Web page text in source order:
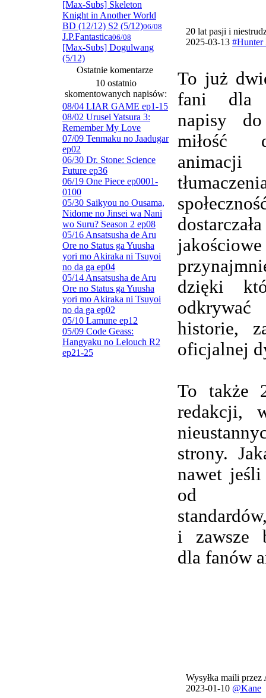
[Max-Subs] Skeleton
Knight in Another World
BD (12/12) S2 (5/12)06/08
J.P.Fantastica06/08
[Max-Subs] Dogulwang
(5/12)
Ostatnie komentarze
10 ostatnio
skomentowanych napisów:
08/04 LIAR GAME ep1-15
08/02 Urusei Yatsura 3:
Remember My Love
07/09 Tenmaku no Jaadugar
ep02
06/30 Dr. Stone: Science
Future ep36
06/19 One Piece ep0001-
0100
05/30 Saikyou no Ousama,
Nidome no Jinsei wa Nani
wo Suru? Season 2 ep08
05/16 Ansatsusha de Aru
Ore no Status ga Yuusha
yori mo Akiraka ni Tsuyoi
no da ga ep04
05/14 Ansatsusha de Aru
Ore no Status ga Yuusha
yori mo Akiraka ni Tsuyoi
no da ga ep02
05/10 Lamune ep12
05/09 Code Geass:
Hangyaku no Lelouch R2
ep21-25
20 lat pasji i
2025-03-13
To już
fani dla
napisy
miłość
dzięki
historie,
oficjalnej
To także
redakcji,
strony.
nawet
od
i zawsze
dla fanów
Wysyłka maili
2023-01-10 @Kane